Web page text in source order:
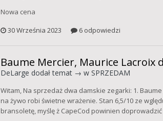
Nowa cena
30 Września 2023
6 odpowiedzi
Baume Mercier, Maurice Lacroix
DeLarge dodał temat → w SPRZEDAM
Witam, Na sprzedaż dwa damskie zegarki: 1.
na żywo robi świetne wrażenie. Stan 6,5/10 ze
bransoletę, myślę ż CapeCod powinien